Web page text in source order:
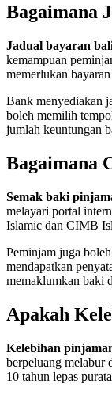
Bagaimana
Jadual bayaran
kemampuan
memerlukan
Bank menyediakan
boleh memilih
jumlah keuntungan
Bagaimana
Semak baki
melayari portal
Islamic dan CIMB
Peminjam juga
mendapatkan
memaklumkan baki
Apakah
Kelebihan
berpeluang melabur
10 tahun lepas